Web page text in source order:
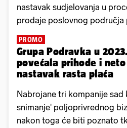
nastavak sudjelovanja u
prodaje poslovnog područja
PROMO
Grupa Podravka u
povećala prihode i
nastavak rasta plaća
Nabrojane tri kompanije sad
snimanje' poljoprivrednog
nakon toga će biti poznato